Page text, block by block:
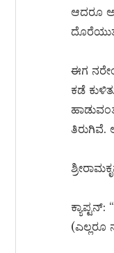
ಆದರೂ
ಈಗ
ಕಡೆ
ತಿರುಗಿವೆ.
(ಎಲ್ಲರೂ